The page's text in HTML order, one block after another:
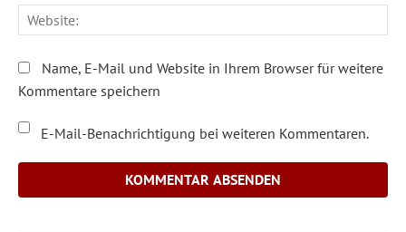
Name, E-Mail und Website in Ihrem Browser für weitere
Kommentare speichern
E-Mail-Benachrichtigung bei weiteren Kommentaren.